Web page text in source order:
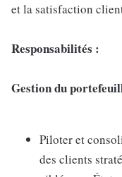
et la satisfaction
Responsabilités :
Gestion du
Piloter et
des clients